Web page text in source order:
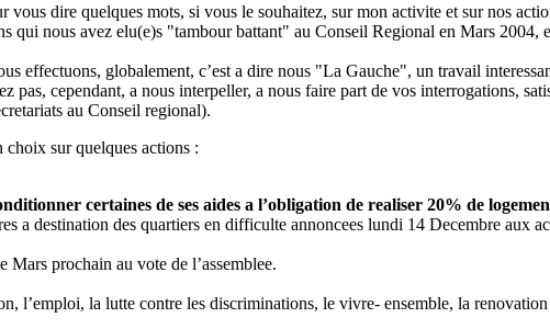
vous dire quelques mots, si vous le souhaitez, sur mon activite et sur nos
qui nous avez elu(e)s "tambour battant" au Conseil Regional en Mars
effectuons, globalement, c’est a dire nous "La Gauche", un travail
pas, cependant, a nous interpeller, a nous faire part de vos interrogations,
au Conseil regional).
choix sur quelques actions :
certaines de ses aides a l’obligation de realiser 20% de
a destination des quartiers en difficulte annoncees lundi 14 Decembre aux
Mars prochain au vote de l’assemblee.
l’emploi, la lutte contre les discriminations, le vivre- ensemble, la